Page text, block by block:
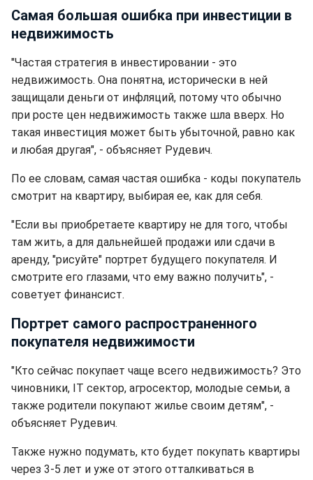
Самая большая ошибка при инвестиции в
недвижимость
"Частая стратегия в инвестировании - это
недвижимость. Она понятна, исторически в ней
защищали деньги от инфляций, потому что обычно
при росте цен недвижимость также шла вверх. Но
такая инвестиция может быть убыточной, равно как
и любая другая", - объясняет Рудевич.
По ее словам, самая частая ошибка - коды покупатель
смотрит на квартиру, выбирая ее, как для себя.
"Если вы приобретаете квартиру не для того, чтобы
там жить, а для дальнейшей продажи или сдачи в
аренду, "рисуйте" портрет будущего покупателя. И
смотрите его глазами, что ему важно получить", -
советует финансист.
Портрет самого распространенного
покупателя недвижимости
"Кто сейчас покупает чаще всего недвижимость? Это
чиновники, IT сектор, агросектор, молодые семьи, а
также родители покупают жилье своим детям", -
объясняет Рудевич.
Также нужно подумать, кто будет покупать квартиры
через 3-5 лет и уже от этого отталкиваться в